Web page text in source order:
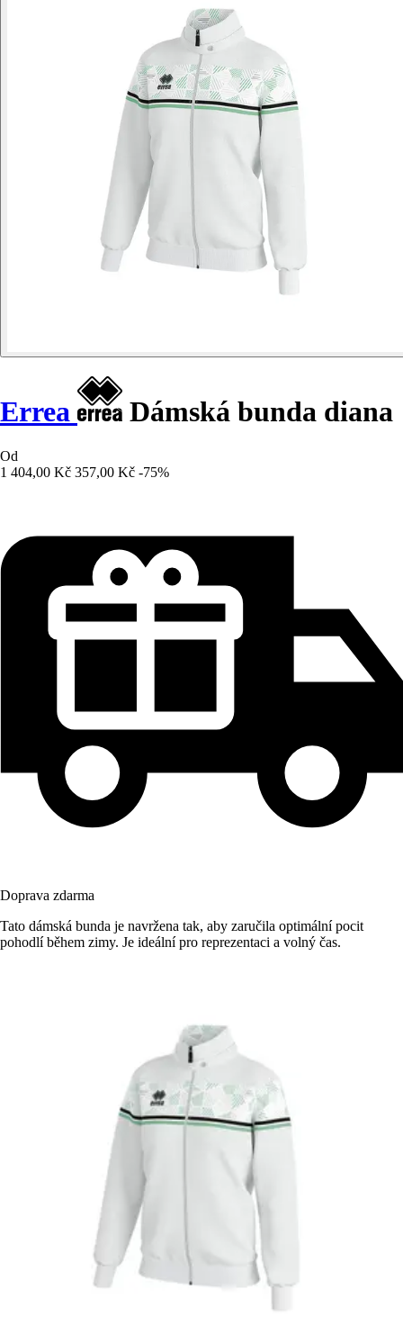
Errea Dámská bunda diana
Od
1 404,00 Kč 357,00 Kč -75%
Doprava zdarma
Tato dámská bunda je navržena tak, aby zaručila optimální pocit
pohodlí během zimy. Je ideální pro reprezentaci a volný čas.